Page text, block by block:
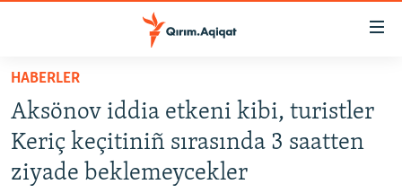
Esas
qaytmaq
Baş
navigatsiyağa
qaytmaq
HABERLER
İQTİSADİYAT
HABERLER
Aksönov iddia etkeni kibi, turistler
Keriç keçitiniñ sırasında 3 saatten
ziyade beklemeycekler